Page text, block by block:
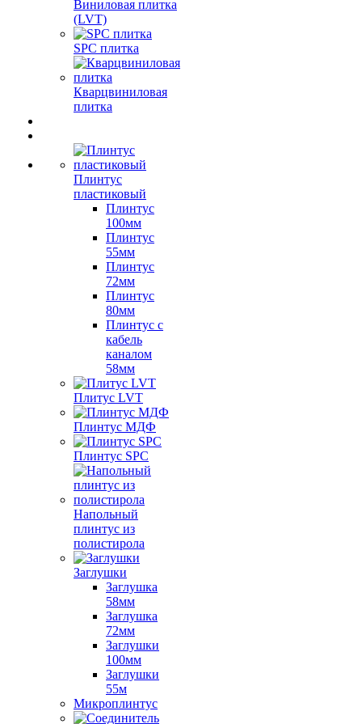
Виниловая плитка
(LVT)
SPC плитка
Кварцвиниловая
плитка
Плинтус
пластиковый
Плинтус
100мм
Плинтус
55мм
Плинтус
72мм
Плинтус
80мм
Плинтус с
кабель
каналом
58мм
Плитус LVT
Плинтус МДФ
Плинтус SPC
Напольный
плинтус из
полистирола
Заглушки
Заглушка
58мм
Заглушка
72мм
Заглушки
100мм
Заглушки
55м
Микроплинтус